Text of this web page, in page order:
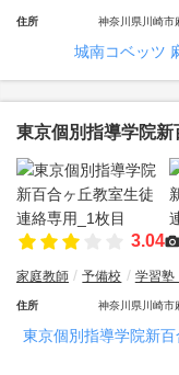
住所 神奈川県川崎市
城南コベッツ
東京個別指導学院新
3.04
家庭教師 予備校 学習塾
住所 神奈川県川崎市
東京個別指導学院新